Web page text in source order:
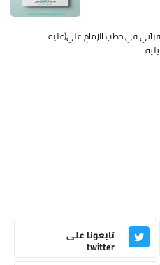
في خطب الإمامِ علي(عليه
تابعونا على
twitter